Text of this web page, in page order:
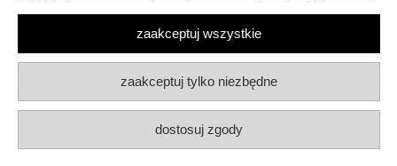
zaakceptuj tylko niezbędne
dostosuj zgody
zaakceptuj wszystkie